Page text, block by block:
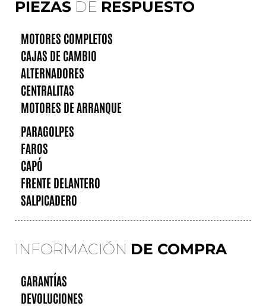
PIEZAS DE RESPUESTO
MOTORES COMPLETOS
CAJAS DE CAMBIO
ALTERNADORES
CENTRALITAS
MOTORES DE ARRANQUE
PARAGOLPES
FAROS
CAPÓ
FRENTE DELANTERO
SALPICADERO
INFORMACIÓN DE COMPRA
GARANTÍAS
DEVOLUCIONES